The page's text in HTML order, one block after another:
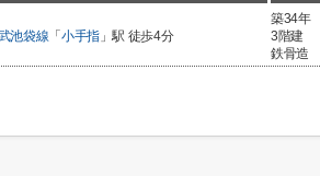
池袋線 「 小手指」駅 徒歩4分
築34年
3階建
鉄骨造